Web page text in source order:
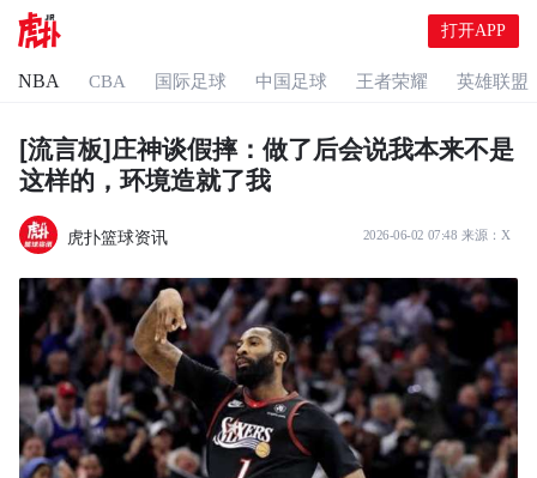
打开APP
NBA CBA 国际足球 中国足球 王者荣耀 英雄联盟
[流言板]庄神谈假摔：做了后会说我本来不是
这样的，环境造就了我
虎扑篮球资讯 2026-06-02 07:48 来源： X